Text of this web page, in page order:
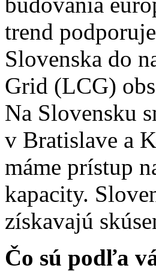
trend
Slovenska do
Grid (LCG)
Na Slovensku
v Bratislave a
máme prístup
kapacity.
získavajú
Čo sú podľa